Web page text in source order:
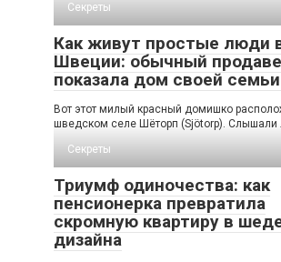
Секреты
Как живут простые люди
Швеции: обычный
показала дом своей
Вот этот милый красный домишко
шведском селе Шёторп (Sjötorp). Слышали
Секреты
Триумф одиночества: как
пенсионерка превратила
скромную квартиру в
дизайна